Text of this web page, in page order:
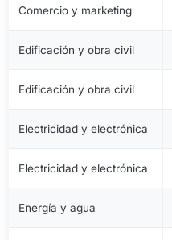
Comercio y marketing
Edificación y obra civil
Edificación y obra civil
Electricidad y electrónica
Electricidad y electrónica
Energía y agua